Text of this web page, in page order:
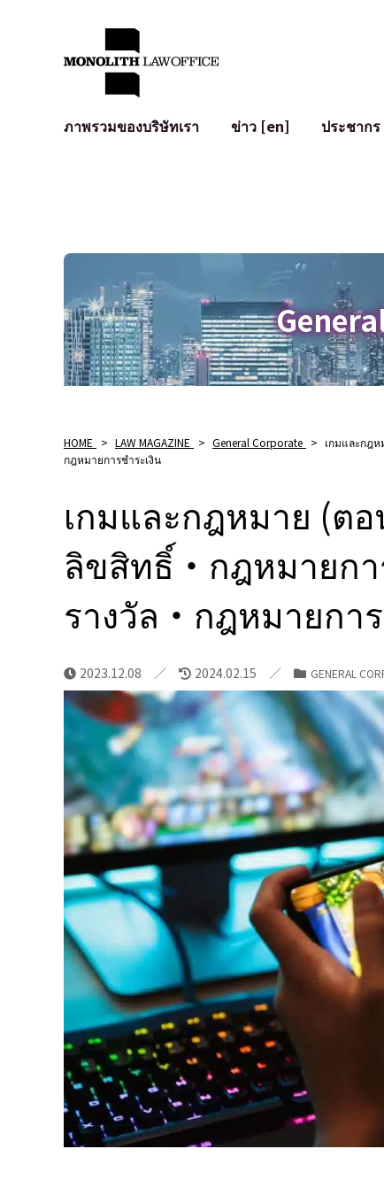
ภาพรวมของบริษัทเรา
ข่าว [en] ประชาก
การป้องกันข้อมูลส่วนบุคคล
การตรวจสอบโฆษณา
อาชญาก
HOME > LAW MAGAZINE > General Corporate > เกมและกฎ
กฎหมายการชำระเงิน
เกมและกฎหมาย (ต
ลิขสิทธิ์・กฎหมายก
รางวัล・กฎหมายกา
2023.12.08 2024.02.15 GENERAL